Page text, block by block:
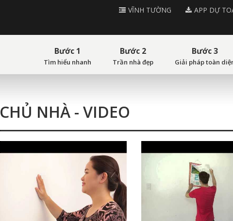
VĨNH TƯỜNG APP DỰ
Bước 1
Tìm hiểu nhanh
Bước 2
Trần nhà đẹp
Bước 3
Giải pháp toàn
CHỦ NHÀ - VIDEO